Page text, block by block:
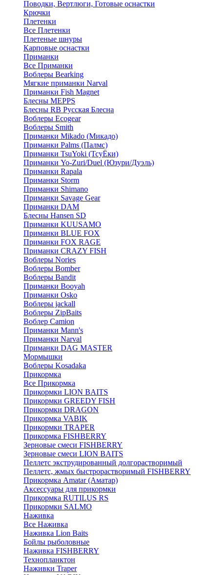
Поводки, Вертлюги, Готовые оснастки
Крючки
Плетенки
Все Плетенки
Плетеные шнуры
Карповые оснастки
Приманки
Все Приманки
Воблеры Bearking
Мягкие приманки Narval
Приманки Fish Magnet
Блесны MEPPS
Блесны RB Русская Блесна
Воблеры Ecogear
Воблеры Smith
Приманки Mikado (Микадо)
Приманки Palms (Палмс)
Приманки TsuYoki (ТсуЁки)
Приманки Yo-Zuri/Duel (Юзури/Дуэль)
Приманки Rapala
Приманки Storm
Приманки Shimano
Приманки Savage Gear
Приманки DAM
Блесны Hansen SD
Приманки KUUSAMO
Приманки BLUE FOX
Приманки FOX RAGE
Приманки CRAZY FISH
Воблеры Nories
Воблеры Bomber
Воблеры Bandit
Приманки Booyah
Приманки Osko
Воблеры jackall
Воблеры ZipBaits
Воблер Camion
Приманки Mann's
Приманки Narval
Приманки DAG MASTER
Мормышки
Воблеры Kosadaka
Прикормка
Все Прикормка
Прикормки LION BAITS
Прикормки GREEDY FISH
Прикормки DRAGON
Прикормка VABIK
Прикормки TRAPER
Прикормка FISHBERRY
Зерновые смеси FISHBERRY
Зерновые смеси LION BAITS
Пеллетс экструдированный долгорастворимый
Пеллетс, жмых быстрорастворимый FISHBERRY
Прикормка Amatar (Аматар)
Аксессуары для прикормки
Прикормка RUTILUS RS
Прикормки SALMO
Наживка
Все Наживка
Наживка Lion Baits
Бойлы рыболовные
Наживка FISHBERRY
Технопланктон
Наживки Traper